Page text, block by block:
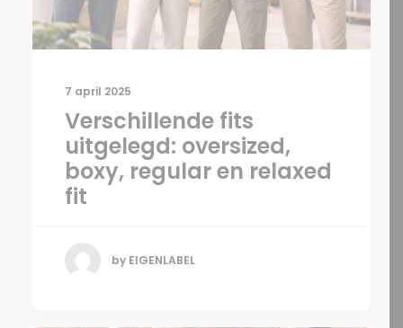
7 april 2025
Verschillende fits
uitgelegd: oversized,
boxy, regular en relaxed
fit
by EIGENLABEL